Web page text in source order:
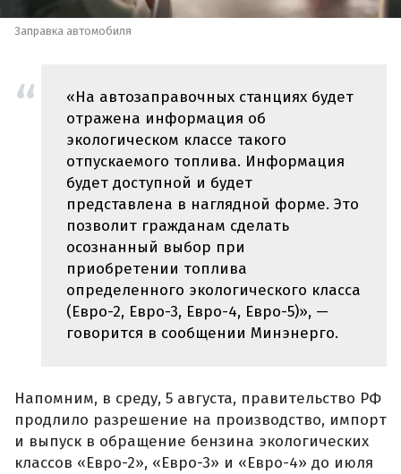
Заправка автомобиля
«На автозаправочных станциях будет
отражена информация об
экологическом классе такого
отпускаемого топлива. Информация
будет доступной и будет
представлена в наглядной форме. Это
позволит гражданам сделать
осознанный выбор при
приобретении топлива
определенного экологического класса
(Евро-2, Евро-3, Евро-4, Евро-5)», —
говорится в сообщении Минэнерго.
Напомним, в среду, 5 августа, правительство РФ
продлило разрешение на производство, импорт
и выпуск в обращение бензина экологических
классов «Евро-2», «Евро-3» и «Евро-4» до июля